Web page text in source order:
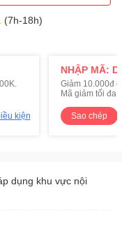
(7h-18h)
kiện
NHẬP MÃ:
Giảm 10.000đ
Mã giảm tối đa
Sao chép
dụng khu vực nội